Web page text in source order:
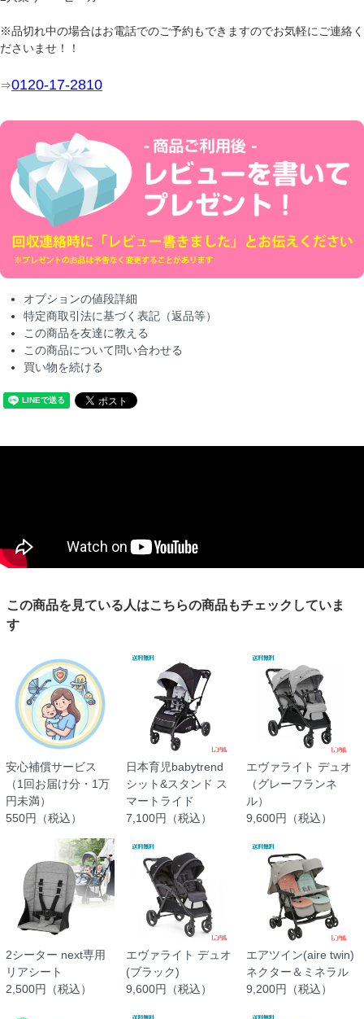
※品切れ中の場合はお電話でのご予約もできますのでお気軽にご連絡く
ださいませ！！
⇒0120-17-2810
オプションの値段詳細
特定商取引法に基づく表記（返品等）
この商品を友達に教える
この商品について問い合わせる
買い物を続ける
この商品を見ている人はこちらの商品もチェックしていま
す
安心補償サービス
（1回お届け分・1万
円未満）
550円（税込）
日本育児babytrend
シット&スタンド ス
マートライド
7,100円（税込）
エヴァライト デュオ
（グレーフランネ
ル）
9,600円（税込）
2シーター next専用
リアシート
2,500円（税込）
エヴァライト デュオ
(ブラック)
9,600円（税込）
エアツイン(aire twin)
ネクター＆ミネラル
9,200円（税込）